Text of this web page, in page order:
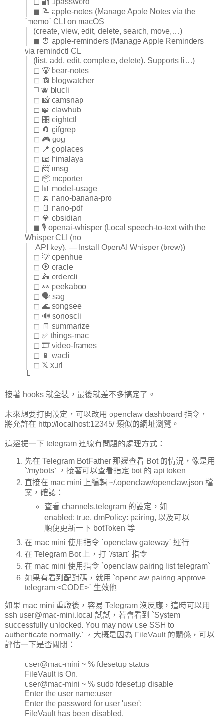
│ ◼ 📝 apple-notes (Manage Apple Notes via the
`memo` CLI on macOS
│ (create, view, edit, delete, search, move,…)
│ ◼ ⏰ apple-reminders (Manage Apple Reminders
via remindctl CLI
│ (list, add, edit, complete, delete). Supports li…)
│ ◻ 🐻 bear-notes
│ ◻ 📰 blogwatcher
│ ◻ 🫐 blucli
│ ◻ 📸 camsnap
│ ◻ 🧩 clawhub
│ ◻ 🎛️ eightctl
│ ◻ 🧲 gifgrep
│ ◻ 🎮 gog
│ ◻ 📍 goplaces
│ ◻ 📧 himalaya
│ ◻ 📨 imsg
│ ◻ 📦 mcporter
│ ◻ 📊 model-usage
│ ◻ 🍌 nano-banana-pro
│ ◻ 📄 nano-pdf
│ ◻ 💎 obsidian
│ ◼ 🎙️ openai-whisper (Local speech-to-text with the
Whisper CLI (no
│ API key). — Install OpenAI Whisper (brew))
│ ◻ 💡 openhue
│ ◻ 🧿 oracle
│ ◻ 🛵 ordercli
│ ◻ 👀 peekaboo
│ ◻ 🗣️ sag
│ ◻ 🌊 songsee
│ ◻ 🔊 sonoscli
│ ◻ 🧾 summarize
│ ◻ ✅ things-mac
│ ◻ 🎞️ video-frames
│ ◻ 📱 wacli
│ ◻ 𝕏 xurl
└
接著 hooks 就全裝，最後就差不多搞定了。
未來想要打開設定，可以改用 openclaw dashboard 指令，
將允許在 http://localhost:12345/ 類似的網址瀏覽。
這邊提一下 telegram 連線有問題的處理方式：
先在 Telegram BotFather 那邊查看 Bot 的情況，像是用
`/mybots` ，接著可以查看指定 bot 的 api token
直接在 mac mini 上編輯 ~/.openclaw/openclaw.json 檔
案，確認：
查看 channels.telegram 的設定，如
enabled: true, dmPolicy: pairing, 以及可以
順便更新一下 botToken 等
在 mac mini 使用指令 `openclaw gateway` 運行
在 Telegram Bot 上，打 `/start` 指令
在 mac mini 使用指令 `openclaw pairing list telegram`
如果有看到配對碼，就用 `openclaw pairing approve
telegram <CODE>` 生效他
如果 mac mini 重啟後，容易 Telegram 沒反應，這時可以用
ssh user@mac-mini.local 試試，若會看到 `System
successfully unlocked. You may now use SSH to
authenticate normally.` ，大概是因為 FileVault 的關係，可以
評估一下是否關閉：
user@mac-mini ~ % fdesetup status
FileVault is On.
user@mac-mini ~ % sudo fdesetup disable
Enter the user name:user
Enter the password for user 'user':
FileVault has been disabled.